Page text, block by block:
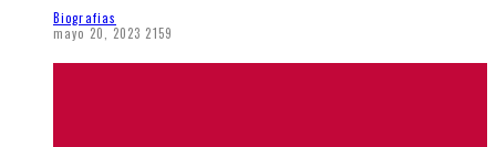
Biografias
mayo 20, 2023 2159